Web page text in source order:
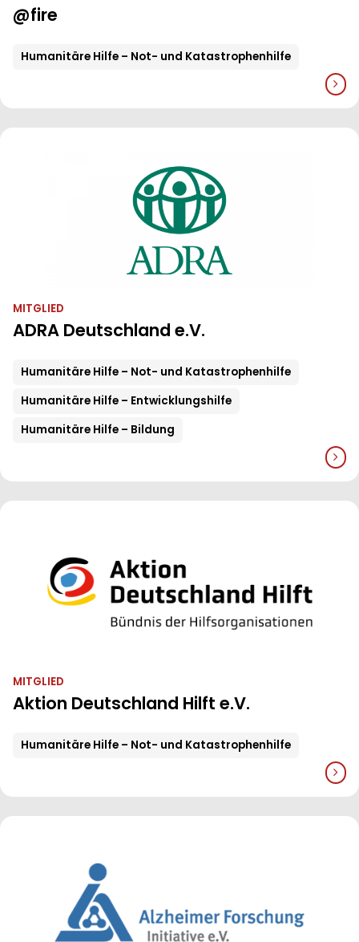
@fire
Humanitäre Hilfe – Not- und Katastrophenhilfe
MITGLIED
ADRA Deutschland e.V.
Humanitäre Hilfe – Not- und Katastrophenhilfe
Humanitäre Hilfe – Entwicklungshilfe
Humanitäre Hilfe – Bildung
MITGLIED
Aktion Deutschland Hilft e.V.
Humanitäre Hilfe – Not- und Katastrophenhilfe